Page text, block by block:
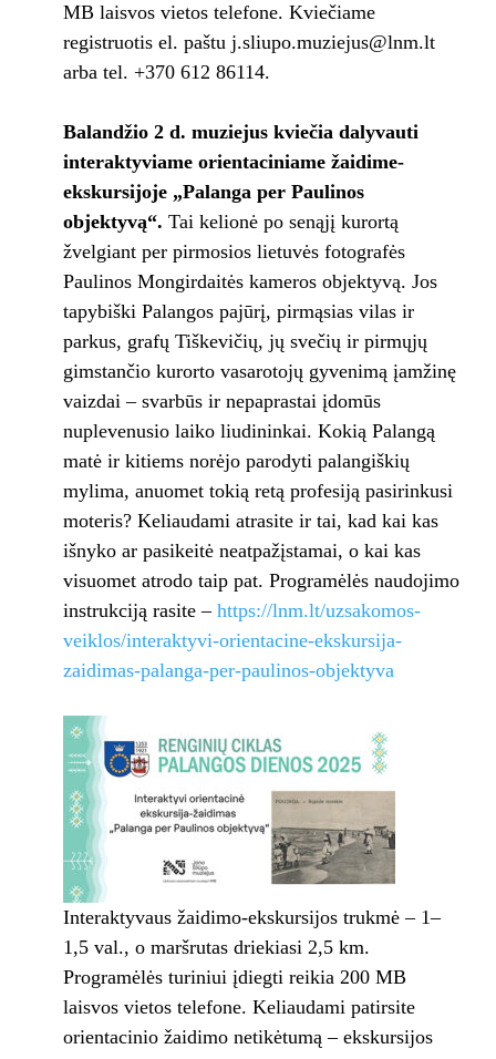
MB laisvos vietos telefone. Kviečiame
registruotis el. paštu j.sliupo.muziejus@lnm.lt
arba tel. +370 612 86114.
Balandžio 2 d. muziejus kviečia dalyvauti
interaktyviame orientaciniame žaidime-
ekskursijoje „Palanga per Paulinos
objektyvą“. Tai kelionė po senąjį kurortą
žvelgiant per pirmosios lietuvės fotografės
Paulinos Mongirdaitės kameros objektyvą. Jos
tapybiški Palangos pajūrį, pirmąsias vilas ir
parkus, grafų Tiškevičių, jų svečių ir pirmųjų
gimstančio kurorto vasarotojų gyvenimą įamžinę
vaizdai – svarbūs ir nepaprastai įdomūs
nuplevenusio laiko liudininkai. Kokią Palangą
matė ir kitiems norėjo parodyti palangiškių
mylima, anuomet tokią retą profesiją pasirinkusi
moteris? Keliaudami atrasite ir tai, kad kai kas
išnyko ar pasikeitė neatpažįstamai, o kai kas
visuomet atrodo taip pat. Programėlės naudojimo
instrukciją rasite – https://lnm.lt/uzsakomos-
veiklos/interaktyvi-orientacine-ekskursija-
zaidimas-palanga-per-paulinos-objektyva
Interaktyvaus žaidimo-ekskursijos trukmė – 1–
1,5 val., o maršrutas driekiasi 2,5 km.
Programėlės turiniui įdiegti reikia 200 MB
laisvos vietos telefone. Keliaudami patirsite
orientacinio žaidimo netikėtumą – ekskursijos